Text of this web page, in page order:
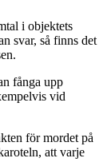
i objektets
svar, så finns det
fånga upp
vid
för mordet på
att varje